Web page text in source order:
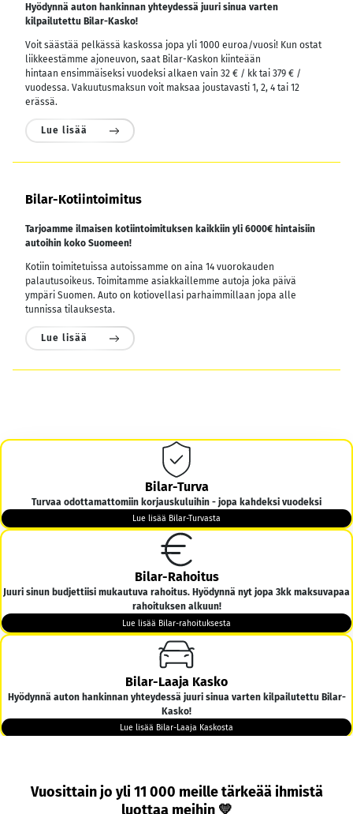
Hyödynnä auton hankinnan yhteydessä juuri sinua varten
kilpailutettu Bilar-Kasko!
Voit säästää pelkässä kaskossa jopa yli 1000 euroa/vuosi! Kun ostat
liikkeestämme ajoneuvon, saat Bilar-Kaskon kiinteään
hintaan ensimmäiseksi vuodeksi alkaen vain 32 € / kk tai 379 € /
vuodessa. Vakuutusmaksun voit maksaa joustavasti 1, 2, 4 tai 12
erässä.
Lue lisää
Bilar-Kotiintoimitus
Tarjoamme ilmaisen kotiintoimituksen kaikkiin yli 6000€ hintaisiin
autoihin koko Suomeen!
Kotiin toimitetuissa autoissamme on aina 14 vuorokauden
palautusoikeus. Toimitamme asiakkaillemme autoja joka päivä
ympäri Suomen. Auto on kotiovellasi parhaimmillaan jopa alle
tunnissa tilauksesta.
Lue lisää
Bilar-Turva
Turvaa odottamattomiin korjauskuluihin - jopa kahdeksi vuodeksi
Lue lisää Bilar-Turvasta
Bilar-Rahoitus
Juuri sinun budjettiisi mukautuva rahoitus. Hyödynnä nyt jopa 3kk maksuvapaa
rahoituksen alkuun!
Lue lisää Bilar-rahoituksesta
Bilar-Laaja Kasko
Hyödynnä auton hankinnan yhteydessä juuri sinua varten kilpailutettu Bilar-
Kasko!
Lue lisää Bilar-Laaja Kaskosta
Bilar-Kotiintoimitus
Tarjoamme ilmaisen kotiintoimituksen kaikkiin yli 6000€ hintaisiin autoihin
Vuosittain jo yli 11 000 meille tärkeää ihmistä
luottaa meihin 💛